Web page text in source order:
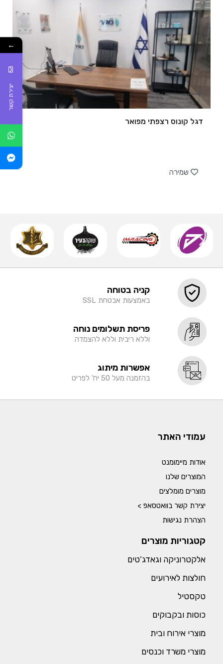
דגל קונוס רצפתי מפואר
שמירה
קניה בטוחה
באמצעות אבטחת SSL
פריסת תשלומים נוחה
וללא ריבית וללא להצמדה
אפשרות מיתוג
בהזמנה מעל 50 יח' לפריט
עמודי האתר
אודות מיימומנט
המוצרים שלנו
מוצרים מומלצים
יצירת קשר בוואטסאפ >
הצהרת נגישות
קטגוריות מוצרים
אלקטרוניקה וגאדג’טים
חולצות לאירועים
טקסטיל
כוסות ובקבוקים
מוצרי אירוח ובית
מוצרי משרד וכנסים
←
יצירת קשר